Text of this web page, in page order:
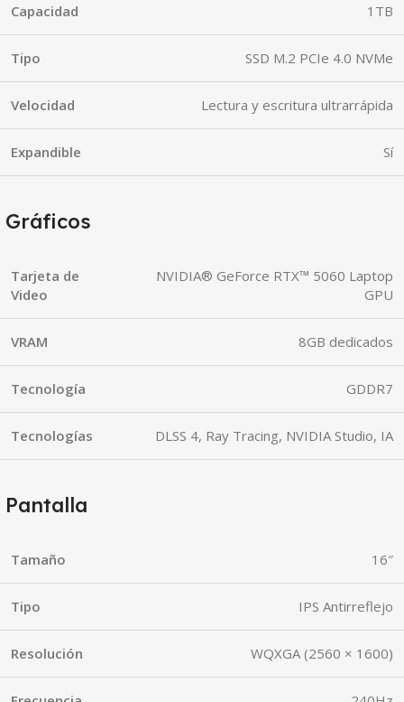
Capacidad 1TB
Tipo SSD M.2 PCIe 4.0 NVMe
Velocidad Lectura y escritura ultrarrápida
Expandible Sí
Gráficos
Tarjeta de
Video
NVIDIA® GeForce RTX™ 5060 Laptop
GPU
VRAM 8GB dedicados
Tecnología GDDR7
Tecnologías DLSS 4, Ray Tracing, NVIDIA Studio, IA
Pantalla
Tamaño 16″
Tipo IPS Antirreflejo
Resolución WQXGA (2560 × 1600)